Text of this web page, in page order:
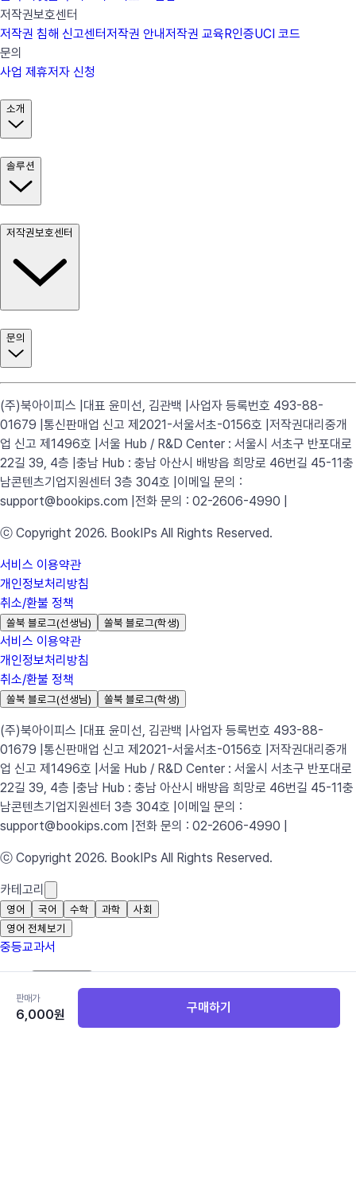
판매가
6,000원 구매하기
저작권보호센터
저작권 침해 신고센터저작권 안내저작권 교육R인증UCI 코드
문의
사업 제휴저자 신청
소개
솔루션
저작권보호센터
문의
(주)북아이피스 | 대표 윤미선, 김관백 | 사업자 등록번호 493-88-
01679 | 통신판매업 신고 제2021-서울서초-0156호 | 저작권대리중개
업 신고 제1496호 | 서울 Hub / R&D Center : 서울시 서초구 반포대로
22길 39, 4층 | 충남 Hub : 충남 아산시 배방읍 희망로 46번길 45-11충
남콘텐츠기업지원센터 3층 304호 | 이메일 문의 :
support@bookips.com | 전화 문의 : 02-2606-4990 |
ⓒ Copyright 2026. BookIPs All Rights Reserved.
서비스 이용약관
개인정보처리방침
취소/환불 정책
쏠북 블로그(선생님) 쏠북 블로그(학생)
서비스 이용약관
개인정보처리방침
취소/환불 정책
쏠북 블로그(선생님) 쏠북 블로그(학생)
(주)북아이피스 | 대표 윤미선, 김관백 | 사업자 등록번호 493-88-
01679 | 통신판매업 신고 제2021-서울서초-0156호 | 저작권대리중개
업 신고 제1496호 | 서울 Hub / R&D Center : 서울시 서초구 반포대로
22길 39, 4층 | 충남 Hub : 충남 아산시 배방읍 희망로 46번길 45-11충
남콘텐츠기업지원센터 3층 304호 | 이메일 문의 :
support@bookips.com | 전화 문의 : 02-2606-4990 |
ⓒ Copyright 2026. BookIPs All Rights Reserved.
카테고리
영어 국어 수학 과학
사회
영어 전체보기
중등교과서
중학 영어 2
중학 영어 3